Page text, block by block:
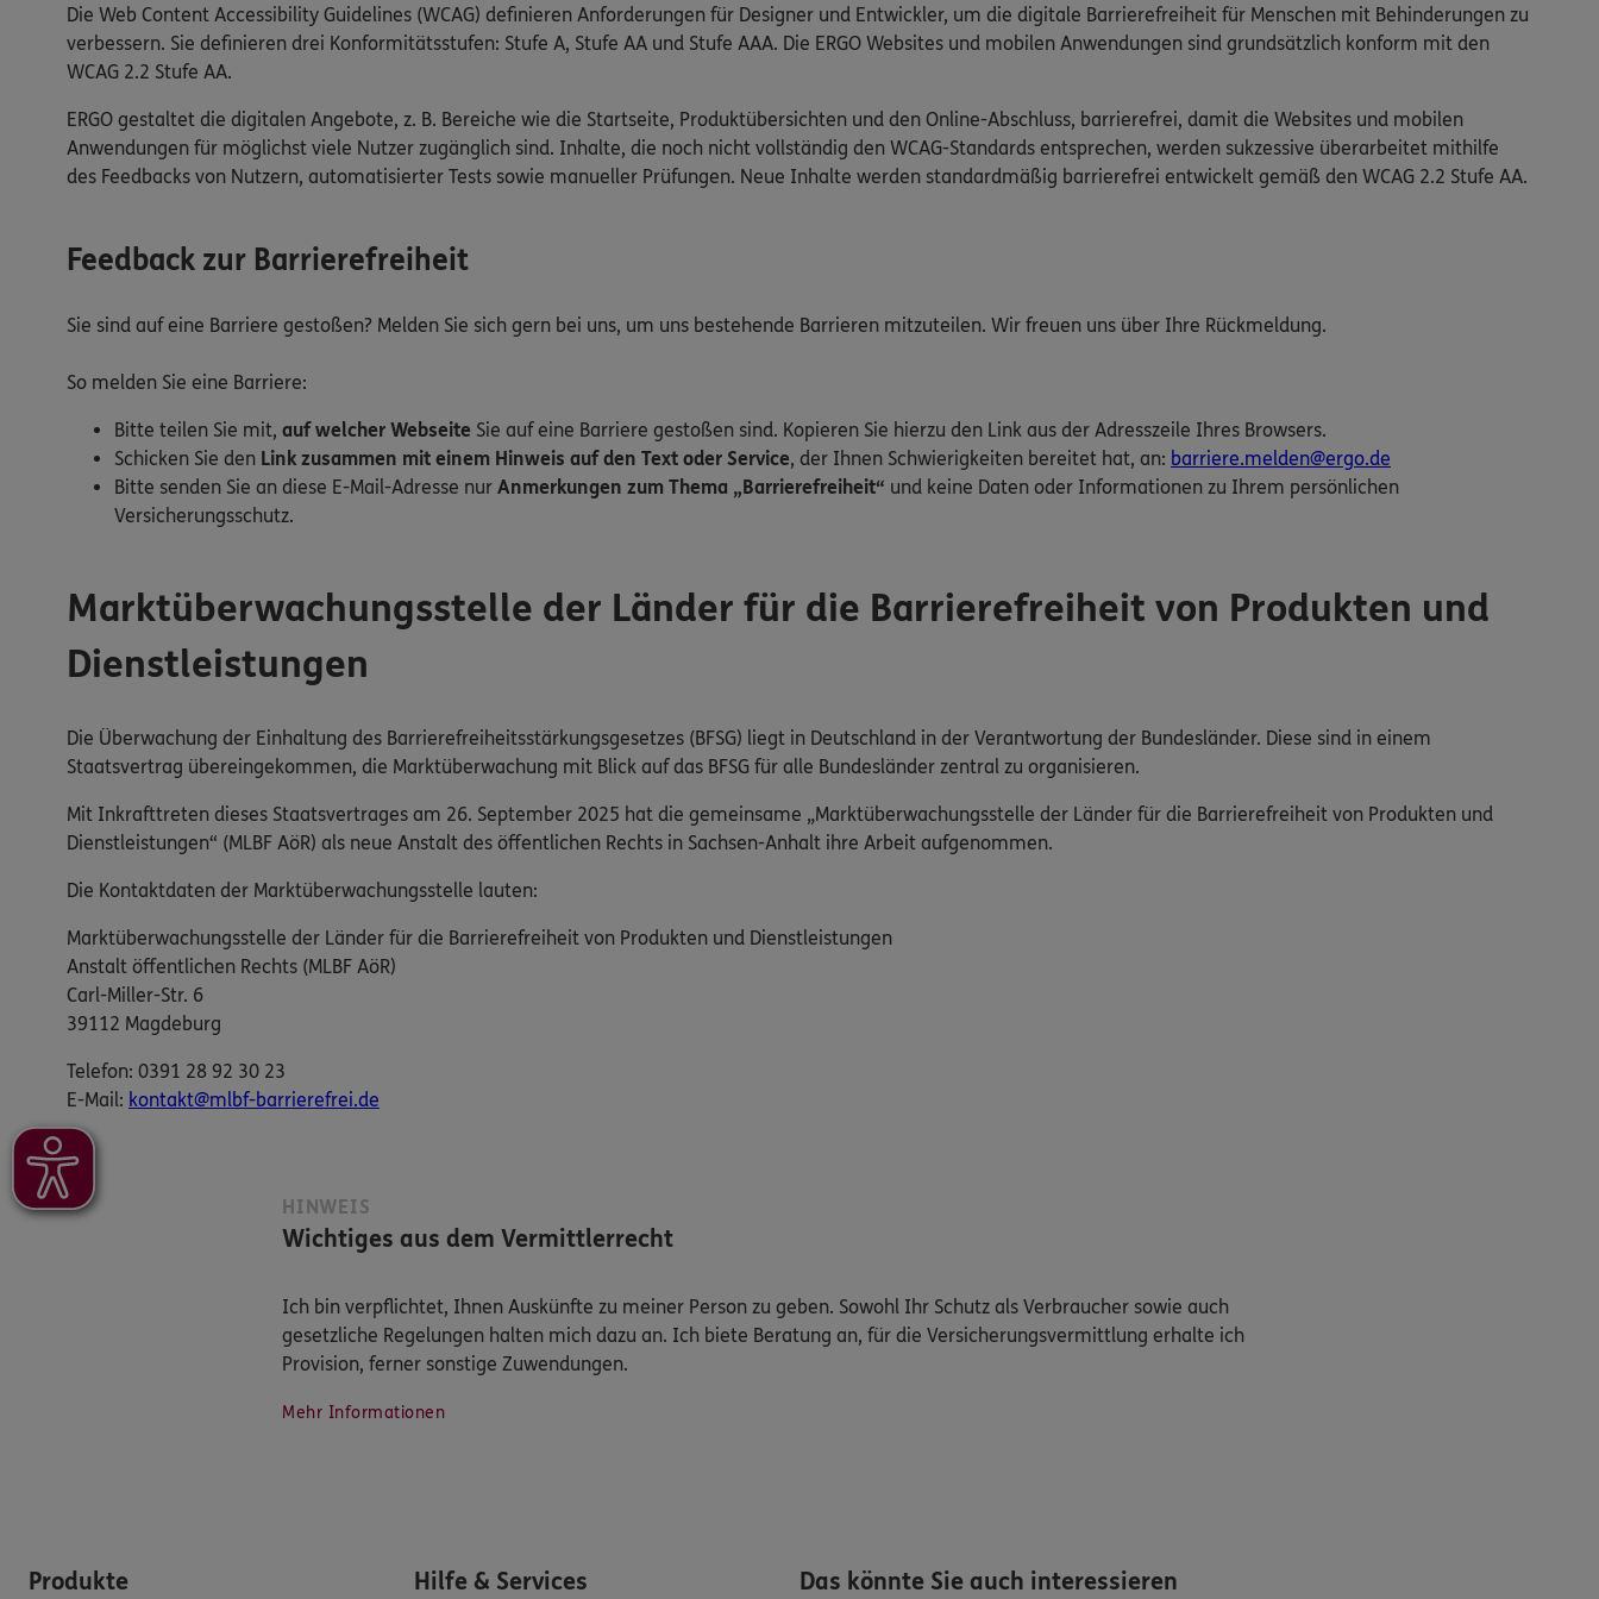
Die Web Content Accessibility Guidelines (WCAG) definieren Anforderungen für Designer und Entwickler, um die digitale Barrierefreiheit für Menschen mit Behinderungen zu
verbessern. Sie definieren drei Konformitätsstufen: Stufe A, Stufe AA und Stufe AAA. Die ERGO Websites und mobilen Anwendungen sind grundsätzlich konform mit den
WCAG 2.2 Stufe AA.
ERGO gestaltet die digitalen Angebote, z. B. Bereiche wie die Startseite, Produktübersichten und den Online-Abschluss, barrierefrei, damit die Websites und mobilen
Anwendungen für möglichst viele Nutzer zugänglich sind. Inhalte, die noch nicht vollständig den WCAG-Standards entsprechen, werden sukzessive überarbeitet mithilfe
des Feedbacks von Nutzern, automatisierter Tests sowie manueller Prüfungen. Neue Inhalte werden standardmäßig barrierefrei entwickelt gemäß den WCAG 2.2 Stufe AA.
Feedback zur Barrierefreiheit
Sie sind auf eine Barriere gestoßen? Melden Sie sich gern bei uns, um uns bestehende Barrieren mitzuteilen. Wir freuen uns über Ihre Rückmeldung.
So melden Sie eine Barriere:
Bitte teilen Sie mit, auf welcher Webseite Sie auf eine Barriere gestoßen sind. Kopieren Sie hierzu den Link aus der Adresszeile Ihres Browsers.
Schicken Sie den Link zusammen mit einem Hinweis auf den Text oder Service, der Ihnen Schwierigkeiten bereitet hat, an: barriere.melden@ergo.de
Bitte senden Sie an diese E-Mail-Adresse nur Anmerkungen zum Thema „Barrierefreiheit“ und keine Daten oder Informationen zu Ihrem persönlichen
Versicherungsschutz.
Marktüberwachungsstelle der Länder für die Barrierefreiheit von Produkten und
Dienstleistungen
Die Überwachung der Einhaltung des Barrierefreiheitsstärkungsgesetzes (BFSG) liegt in Deutschland in der Verantwortung der Bundesländer. Diese sind in einem
Staatsvertrag übereingekommen, die Marktüberwachung mit Blick auf das BFSG für alle Bundesländer zentral zu organisieren.
Mit Inkrafttreten dieses Staatsvertrages am 26. September 2025 hat die gemeinsame „Marktüberwachungsstelle der Länder für die Barrierefreiheit von Produkten und
Dienstleistungen“ (MLBF AöR) als neue Anstalt des öffentlichen Rechts in Sachsen-Anhalt ihre Arbeit aufgenommen.
Die Kontaktdaten der Marktüberwachungsstelle lauten:
Marktüberwachungsstelle der Länder für die Barrierefreiheit von Produkten und Dienstleistungen
Anstalt öffentlichen Rechts (MLBF AöR)
Carl-Miller-Str. 6
39112 Magdeburg
Telefon: 0391 28 92 30 23
E-​Mail: kontakt@mlbf-barrierefrei.de
HINWEIS
Wichtiges aus dem Vermittlerrecht
Ich bin verpflichtet, Ihnen Auskünfte zu meiner Person zu geben. Sowohl Ihr Schutz als Verbraucher sowie auch
gesetzliche Regelungen halten mich dazu an. Ich biete Beratung an, für die Versicherungsvermittlung erhalte ich
Provision, ferner sonstige Zuwendungen.
Mehr Informationen
Produkte Hilfe & Services Das könnte Sie auch interessieren